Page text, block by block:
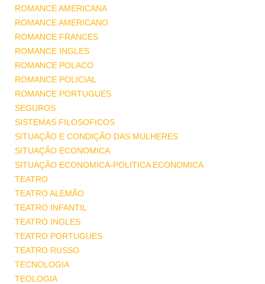
ROMANCE AMERICANA
ROMANCE AMERICANO
ROMANCE FRANCES
ROMANCE INGLES
ROMANCE POLACO
ROMANCE POLICIAL
ROMANCE PORTUGUES
SEGUROS
SISTEMAS FILOSOFICOS
SITUAÇÃO E CONDIÇÃO DAS MULHERES
SITUAÇÃO ECONOMICA
SITUAÇÃO ECONOMICA-POLITICA ECONOMICA
TEATRO
TEATRO ALEMÃO
TEATRO INFANTIL
TEATRO INGLES
TEATRO PORTUGUES
TEATRO RUSSO
TECNOLOGIA
TEOLOGIA